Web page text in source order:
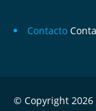
Contacto
© Copyright